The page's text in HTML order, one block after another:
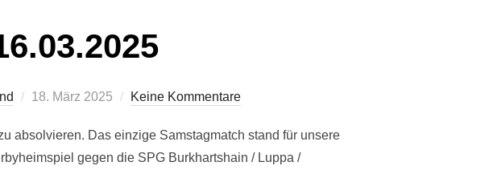
Veröffentlicht
18. März 2025 Keine Kommentare
absolvieren. Das einzige Samstagmatch stand für unsere
gegen die SPG Burkhartshain / Luppa /